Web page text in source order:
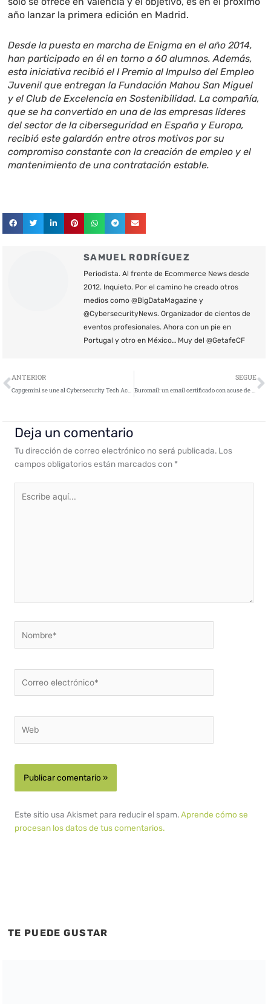
año lanzar la primera edición en Madrid.
Desde la puesta en marcha de Enigma en el año 2014,
han participado en él en torno a 60 alumnos. Además,
esta iniciativa recibió el I Premio al Impulso del Empleo
Juvenil que entregan la Fundación Mahou San Miguel
y el Club de Excelencia en Sostenibilidad. La compañía,
que se ha convertido en una de las empresas líderes
del sector de la ciberseguridad en España y Europa,
recibió este galardón entre otros motivos por su
compromiso constante con la creación de empleo y el
mantenimiento de una contratación estable.
SAMUEL RODRÍGUEZ
Periodista. Al frente de Ecommerce News desde
2012. Inquieto. Por el camino he creado otros
medios como @BigDataMagazine y
@CybersecurityNews. Organizador de cientos de
eventos profesionales. Ahora con un pie en
Portugal y otro en México… Muy del @GetafeCF
Ant
ANTERIOR
Capgemini se une al Cybersecurity Tech Accord
SEGUE
Buromail: un email certificado con acuse de lectura para decir adiós al burofax
Deja un comentario
Tu dirección de correo electrónico no será publicada. Los
campos obligatorios están marcados con *
aquí...
electrónico*
Este sitio usa Akismet para reducir el spam.Aprende cómo se
procesan los datos de tus comentarios.
TE PUEDE GUSTAR